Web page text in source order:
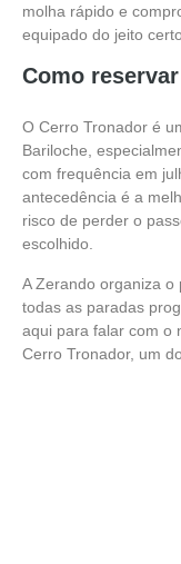
molha rápido e
equipado do jeito
Como
O Cerro Tronador é
Bariloche,
com frequência em
antecedência é a
risco de perder o
escolhido.
A Zerando organiza
todas as paradas
aqui para falar com o
Cerro Tronador, um